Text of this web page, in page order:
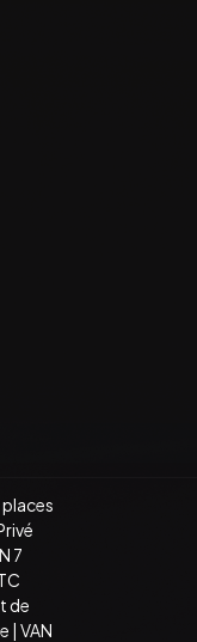
places
7
de
| VAN